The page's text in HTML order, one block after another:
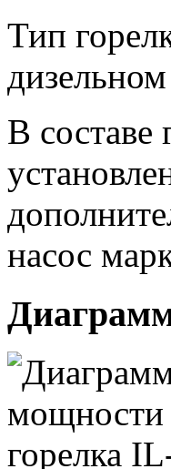
Тип
В составе
насос